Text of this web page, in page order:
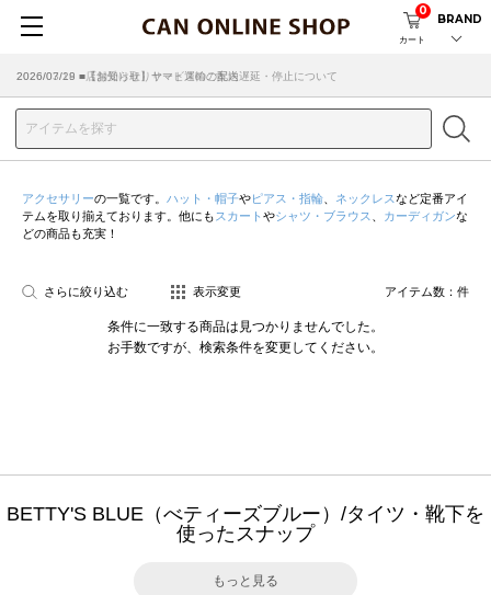
カート
0
BRAND
2026/07/29 ■【お知らせ】ヤマト運輸の配送遅延・停止について
2026/03/18 ■店舗受け取りサービスのご案内
アクセサリーの一覧です。 ハット・帽子やピアス・指輪 ネックレスなど定番アイ
テムを取り揃えております。他にも スカート やシャツ・ブラウス カーディガンな
どの商品も充実！
さらに絞り込む 表示変更 アイテム数： 件
条件に一致する商品は見つかりませんでした。
お手数ですが、検索条件を変更してください。
BETTY'S BLUE（べティーズブルー）/タイツ・靴下を
使ったスナップ
もっと見る